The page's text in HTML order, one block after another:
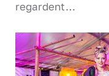
regardent…